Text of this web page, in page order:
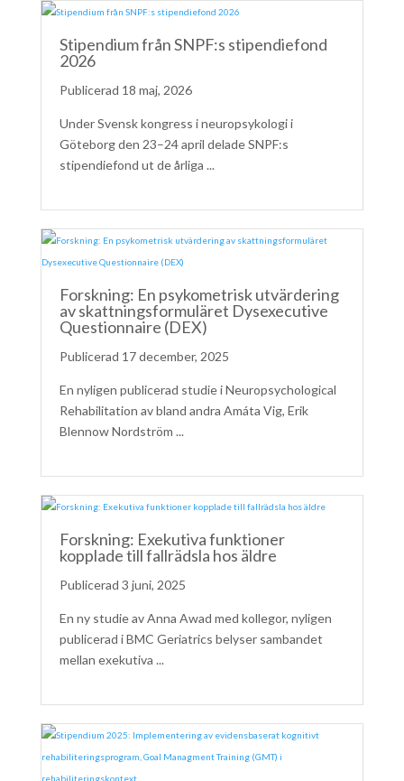
Stipendium från SNPF:s stipendiefond
2026
18 maj, 2026
Under Svensk kongress i neuropsykologi i
Göteborg den 23–24 april delade SNPF:s
stipendiefond ut de årliga ...
Forskning: En psykometrisk utvärdering
av skattningsformuläret Dysexecutive
Questionnaire (DEX)
17 december, 2025
En nyligen publicerad studie i Neuropsychological
Rehabilitation av bland andra Amáta Vig, Erik
Blennow Nordström ...
Forskning: Exekutiva funktioner
kopplade till fallrädsla hos äldre
3 juni, 2025
En ny studie av Anna Awad med kollegor, nyligen
publicerad i BMC Geriatrics belyser sambandet
mellan exekutiva ...